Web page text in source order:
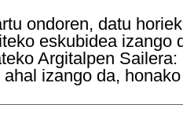
ondoren, datu
eskubidea
Argitalpen
izango da,